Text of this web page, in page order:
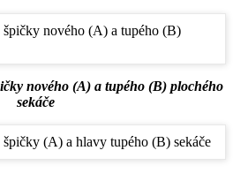
nového (A) a tupého (B) plochého
sekáče